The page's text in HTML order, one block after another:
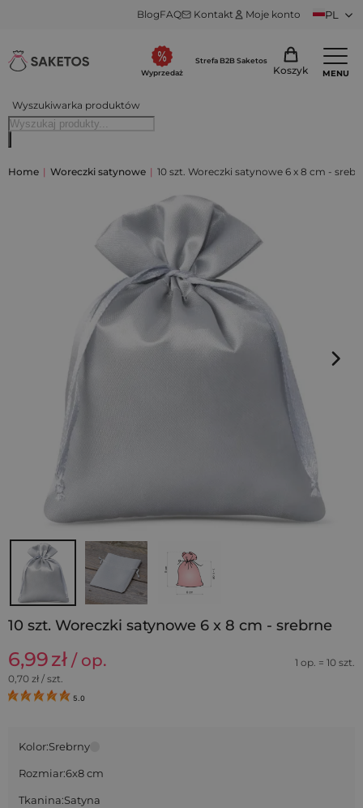
BlogFAQ Kontakt Moje konto PL
Wyszukiwarka produktów
Wyprzedaż
Strefa B2B Saketos
Koszyk MENU
Home | Woreczki satynowe | 10 szt. Woreczki satynowe 6 x 8 cm -
10 szt. Woreczki satynowe 6 x 8 cm - srebrne
6,99zł / op.
1 op. = 10 szt.
0,70 zł / szt.
5.0
Kolor:Srebrny
Rozmiar:6x8 cm
Tkanina:Satyna